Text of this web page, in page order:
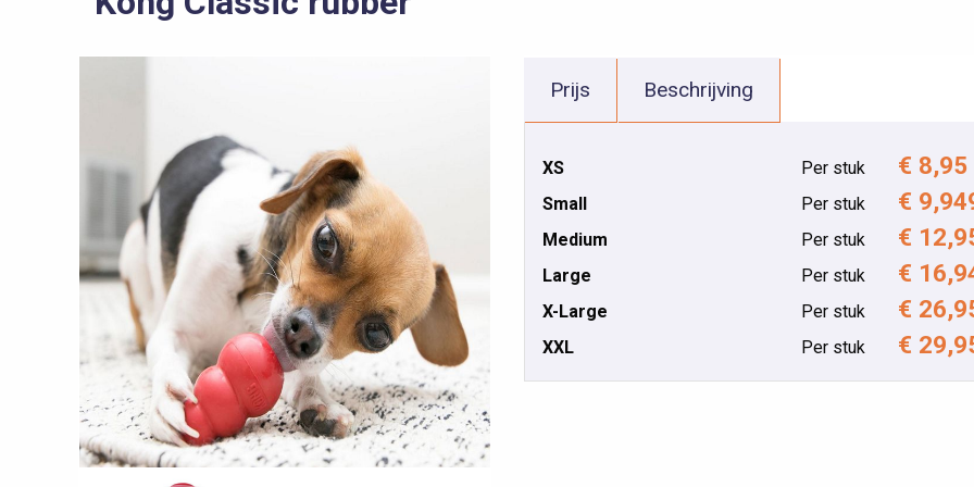
Prijs Beschrijving
XS Per stuk € 8,95
Small Per stuk €
Medium Per stuk €
Large Per stuk €
X-Large Per stuk €
XXL Per stuk €